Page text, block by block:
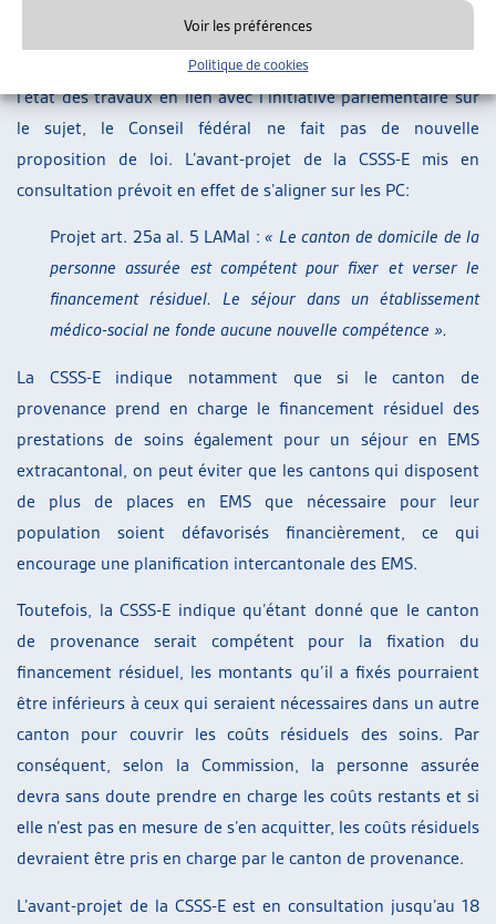
Voir les préférences
Politique de cookies
Dans son rapport, le Conseil fédéral indique qu’une solution
analogue aux PC garantirait plus de clarté. Etant donné
l’état des travaux en lien avec l’initiative parlementaire sur
le sujet, le Conseil fédéral ne fait pas de nouvelle
proposition de loi. L’avant-projet de la CSSS-E mis en
consultation prévoit en effet de s’aligner sur les PC:
Projet art. 25a al. 5 LAMal :« Le canton de domicile de la
personne assurée est compétent pour fixer et verser le
financement résiduel. Le séjour dans un établissement
médico-social ne fonde aucune nouvelle compétence ».
La CSSS-E indique notamment que si le canton de
provenance prend en charge le financement résiduel des
prestations de soins également pour un séjour en EMS
extracantonal, on peut éviter que les cantons qui disposent
de plus de places en EMS que nécessaire pour leur
population soient défavorisés financièrement, ce qui
encourage une planification intercantonale des EMS.
Toutefois, la CSSS-E indique qu’étant donné que le canton
de provenance serait compétent pour la fixation du
financement résiduel, les montants qu’il a fixés pourraient
être inférieurs à ceux qui seraient nécessaires dans un autre
canton pour couvrir les coûts résiduels des soins. Par
conséquent, selon la Commission, la personne assurée
devra sans doute prendre en charge les coûts restants et si
elle n’est pas en mesure de s’en acquitter, les coûts résiduels
devraient être pris en charge par le canton de provenance.
L’avant-projet de la CSSS-E est en consultation jusqu’au 18